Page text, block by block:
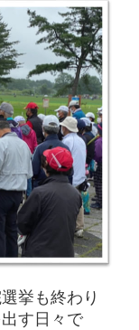
挙も終わり
す日々で